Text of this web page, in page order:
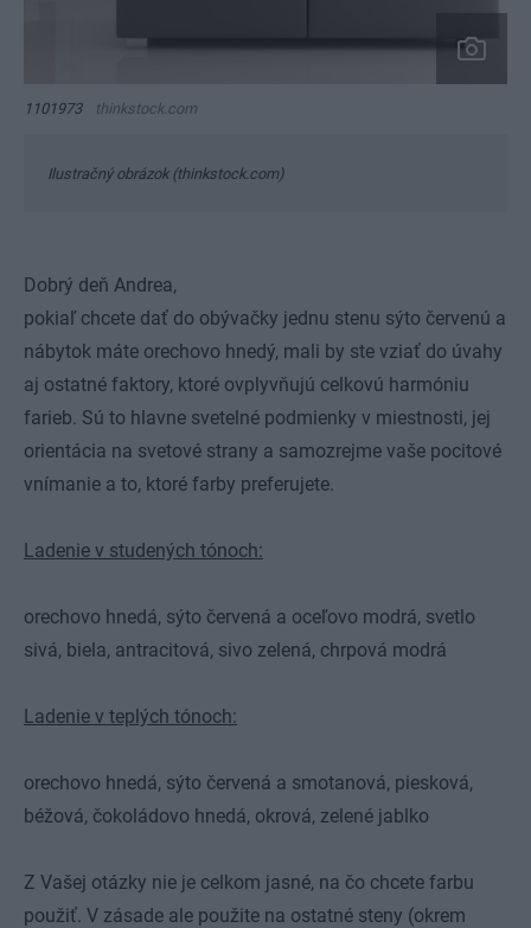
1101973 thinkstock.com
Ilustračný obrázok (thinkstock.com)
Dobrý deň Andrea,
pokiaľ chcete dať do obývačky jednu stenu sýto červenú a
nábytok máte orechovo hnedý, mali by ste vziať do úvahy
aj ostatné faktory, ktoré ovplyvňujú celkovú harmóniu
farieb. Sú to hlavne svetelné podmienky v miestnosti, jej
orientácia na svetové strany a samozrejme vaše pocitové
vnímanie a to, ktoré farby preferujete.
Ladenie v studených tónoch:
orechovo hnedá, sýto červená a oceľovo modrá, svetlo
sivá, biela, antracitová, sivo zelená, chrpová modrá
Ladenie v teplých tónoch:
orechovo hnedá, sýto červená a smotanová, piesková,
béžová, čokoládovo hnedá, okrová, zelené jablko
Z Vašej otázky nie je celkom jasné, na čo chcete farbu
použiť. V zásade ale použite na ostatné steny (okrem